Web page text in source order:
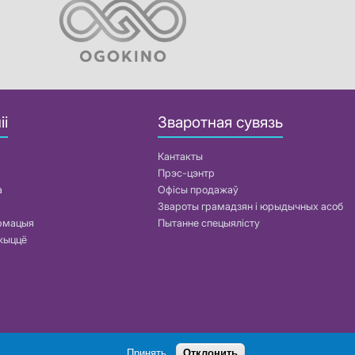
Зваротная сувязь
Кантакты
Прэс-цэнтр
Офісы продажаў
Звароты грамадзян і юрыдычных асоб
Пытанне спецыялісту